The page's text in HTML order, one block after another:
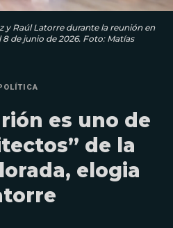
y Raúl Latorre durante la reunión en
de junio de 2026. Foto: Matías
es uno de
de la
elogia